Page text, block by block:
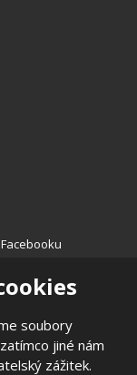
soubory
jiné nám
zážitek.